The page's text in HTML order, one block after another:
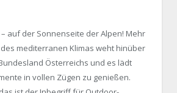
auf der Sonnenseite der Alpen! Mehr
mediterranen Klimas weht hinüber
Österreichs und es lädt
in vollen Zügen zu genießen.